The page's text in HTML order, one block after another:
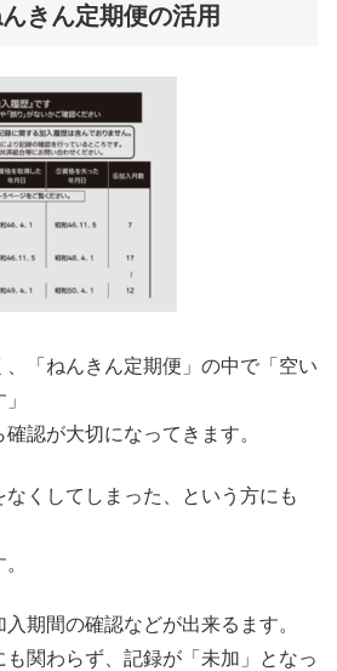
きん定期便の活用
、「ねんきん定期便」の中で「空い
認が大切になってきます。
なくしてしまった、という方にも
期間の確認などが出来るます。
関わらず、記録が「未加」となっ